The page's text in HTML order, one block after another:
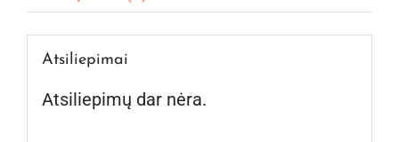
Atsiliepimai
Atsiliepimų dar nėra.